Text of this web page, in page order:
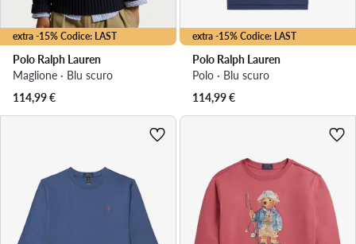
extra -15% Codice: LAST
Polo Ralph Lauren
Maglione · Blu scuro
114,99€
extra -15% Codice: LAST
Polo Ralph Lauren
Polo · Blu scuro
114,99€